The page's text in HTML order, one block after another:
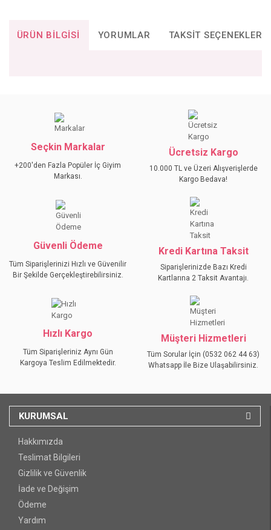
ÜRÜN BILGISI YORUMLAR TAKSIT SEÇENEKLERI
kullanarak tarafımıza iletebilirsiniz.
Görüş ve önerileriniz için teşekkür ederiz.
Ürün açıklamasında eksik bilgiler bulunuyor.
Ürün fiyatı diğer sitelerden daha pahalı.
Bu ürüne benzer farklı alternatifler olmalı.
Seçkin Markalar
+200'den Fazla Popüler İç Giyim
Markası.
Ücretsiz Kargo
10.000 TL ve Üzeri Alışverişlerde
Kargo Bedava!
Güvenli Ödeme
Tüm Siparişlerinizi Hızlı ve Güvenilir
Bir Şekilde Gerçekleştirebilirsiniz.
Kredi Kartına Taksit
Siparişlerinizde Bazı Kredi
Kartlarına 2 Taksit Avantajı.
Hızlı Kargo
Tüm Siparişleriniz Aynı Gün
Kargoya Teslim Edilmektedir.
Müşteri Hizmetleri
Tüm Sorular İçin (0532 062 44 63)
Whatsapp İle Bize Ulaşabilirsiniz.
KURUMSAL
Hakkımızda
Teslimat Bilgileri
Gizlilik ve Güvenlik
İade ve Değişim
Ödeme
Yardım